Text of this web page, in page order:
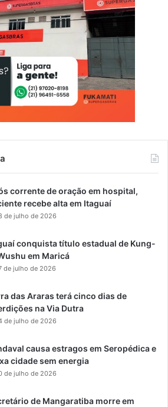
corrente de oração em hospital,
recebe alta em Itaguaí
de julho de 2026
conquista título estadual de Kung-
em Maricá
de julho de 2026
das Araras terá cinco dias de
na Via Dutra
de julho de 2026
causa estragos em Seropédica e
cidade sem energia
de julho de 2026
de Mangaratiba morre em